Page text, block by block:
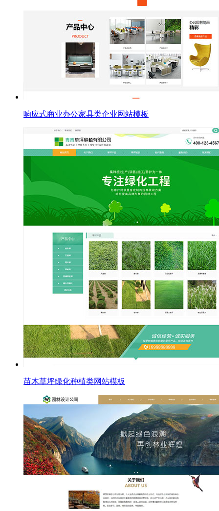
响应式商业办公家具类企业网站模板
苗木草坪绿化种植类网站模板